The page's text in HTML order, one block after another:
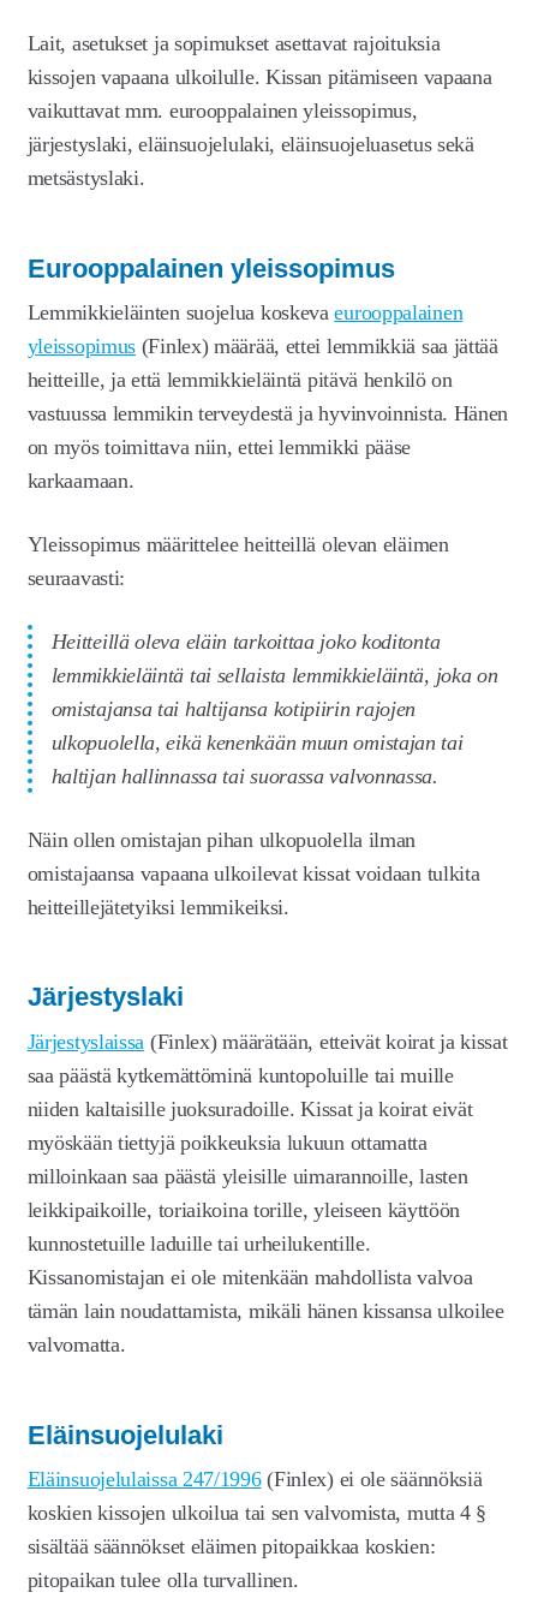
Lait, asetukset ja sopimukset asettavat rajoituksia
kissojen vapaana ulkoilulle. Kissan pitämiseen vapaana
vaikuttavat mm. eurooppalainen yleissopimus,
järjestyslaki, eläinsuojelulaki, eläinsuojeluasetus sekä
metsästyslaki.
Eurooppalainen yleissopimus
Lemmikkieläinten suojelua koskevaeurooppalainen
yleissopimus (Finlex) määrää, ettei lemmikkiä saa jättää
heitteille, ja että lemmikkieläintä pitävä henkilö on
vastuussa lemmikin terveydestä ja hyvinvoinnista. Hänen
on myös toimittava niin, ettei lemmikki pääse
karkaamaan.
Yleissopimus määrittelee heitteillä olevan eläimen
seuraavasti:
Heitteillä oleva eläin tarkoittaa joko koditonta
lemmikkieläintä tai sellaista lemmikkieläintä, joka on
omistajansa tai haltijansa kotipiirin rajojen
ulkopuolella, eikä kenenkään muun omistajan tai
haltijan hallinnassa tai suorassa valvonnassa.
Näin ollen omistajan pihan ulkopuolella ilman
omistajaansa vapaana ulkoilevat kissat voidaan tulkita
heitteillejätetyiksi lemmikeiksi.
Järjestyslaki
Järjestyslaissa (Finlex) määrätään, etteivät koirat ja kissat
saa päästä kytkemättöminä kuntopoluille tai muille
niiden kaltaisille juoksuradoille. Kissat ja koirat eivät
myöskään tiettyjä poikkeuksia lukuun ottamatta
milloinkaan saa päästä yleisille uimarannoille, lasten
leikkipaikoille, toriaikoina torille, yleiseen käyttöön
kunnostetuille laduille tai urheilukentille.
Kissanomistajan ei ole mitenkään mahdollista valvoa
tämän lain noudattamista, mikäli hänen kissansa ulkoilee
valvomatta.
Eläinsuojelulaki
Eläinsuojelulaissa 247/1996(Finlex) ei ole säännöksiä
koskien kissojen ulkoilua tai sen valvomista, mutta 4 §
sisältää säännökset eläimen pitopaikkaa koskien:
pitopaikan tulee olla turvallinen.